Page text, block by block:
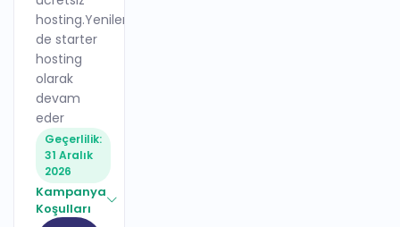
hosting.Yenileme
de starter
hosting
olarak
devam
eder
Geçerlilik:
31 Aralık
2026
Kampanya
Koşulları